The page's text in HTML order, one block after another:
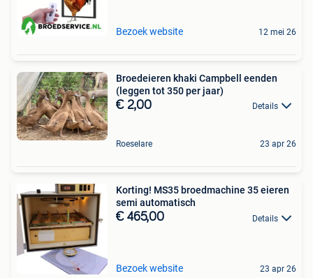
Bezoek website 12 mei 26
Broedeieren khaki Campbell eenden
(leggen tot 350 per jaar)
€ 2,00 Details
Roeselare 23 apr 26
Korting! MS35 broedmachine 35 eieren
semi automatisch
€ 465,00 Details
Bezoek website 23 apr 26